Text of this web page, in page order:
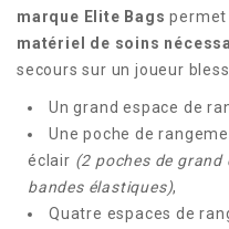
marque Elite Bags
matériel de soins
secours sur un joueur
Un grand espace de
Une poche de
éclair (2 poches de
bandes élastiques),
Quatre espaces de